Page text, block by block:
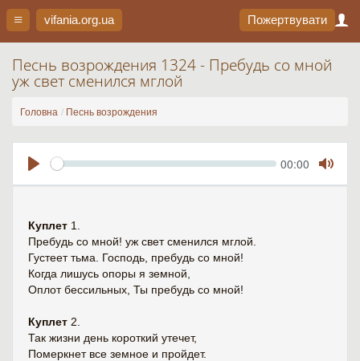
vifania.org.ua Пожертвувати
Песнь возрождения 1324 - Пребудь со мной
уж свет сменился мглой
Головна Песнь возрождения
Seek Current
00:00
Mute
Куплет 1.
Пребудь со мной! уж свет сменился мглой.
Густеет тьма. Господь, пребудь со мной!
Когда лишусь опоры я земной,
Оплот бессильных, Ты пребудь со мной!
Куплет 2.
Так жизни день короткий утечет,
Померкнет все земное и пройдет.